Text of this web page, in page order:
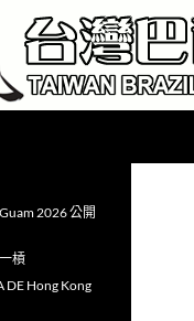
2026 公開
槓
DE Hong Kong